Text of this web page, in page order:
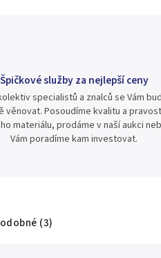
Špičkové služby za nejlepší ceny
specialistů a znalců se Vám
věnovat. Posoudíme kvalitu a pravost
materiálu, prodáme v naší aukci
Vám poradíme kam investovat.
(3)